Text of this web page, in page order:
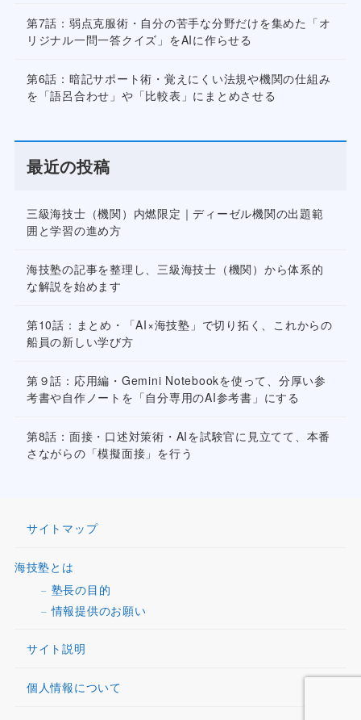
第7話：弱点克服術・自分の苦手な分野だけを集めた「オ
リジナル一問一答クイズ」をAIに作らせる
第6話：暗記サポート術・覚えにくい法規や機関の仕組み
を「語呂合わせ」や「比較表」にまとめさせる
最近の投稿
三級海技士（機関）内燃限定｜ディーゼル機関の出題範
囲と学習の進め方
海技塾の記事を整理し、三級海技士（機関）から体系的
な解説を始めます
第10話：まとめ・「AI×海技塾」で切り拓く、これからの
船員の新しい学び方
第９話：応用編・Gemini Notebookを使って、分厚い参
考書や自作ノートを「自分専用のAI参考書」にする
第8話：面接・口述対策術・AIを試験官に見立てて、本番
さながらの「模擬面接」を行う
サイトマップ
海技塾とは
塾長の目的
情報提供のお願い
サイト説明
個人情報について